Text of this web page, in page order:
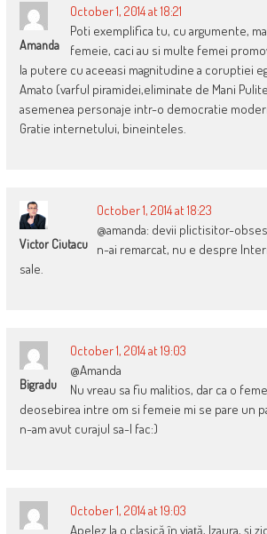
Amanda
October 1, 2014 at 18:21
Poti exemplifica tu, cu argumente,
femeie, caci au si multe femei
la putere cu aceeasi magnitudine a coruptiei
Amato (varful piramidei,eliminate de Mani
asemenea personaje intr-o democratie
Gratie internetului, bineinteles.
Victor Ciutacu
October 1, 2014 at 18:23
@amanda: devii plictisitor-
n-ai remarcat, nu e despre
sale.
Bigradu
October 1, 2014 at 19:03
@Amanda
Nu vreau sa fiu malitios, dar ca o
deosebirea intre om si femeie mi se pare un
n-am avut curajul sa-l fac:)
October 1, 2014 at 19:03
Apelez la o clasică în viață, Izaura, și